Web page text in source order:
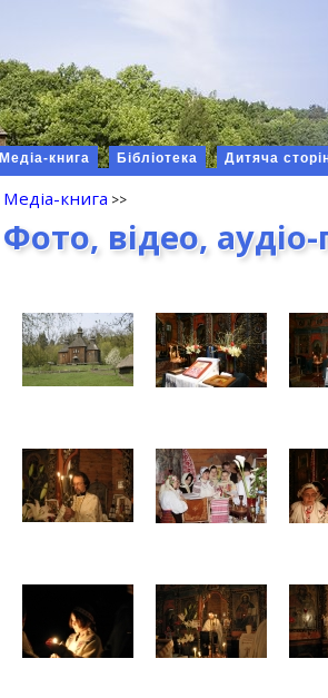
Медіа-книга Бібліотека Дитяча
Медіа-книга
Фото, відео,